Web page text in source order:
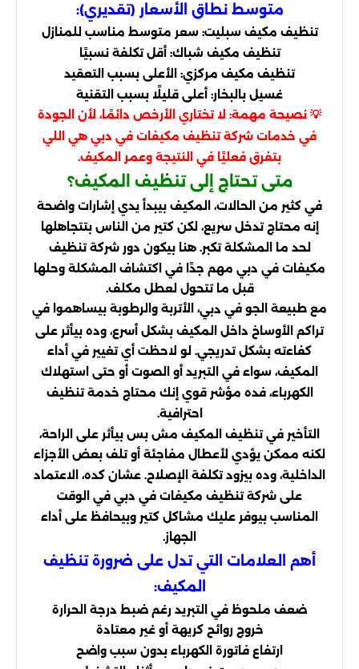
متوسط نطاق الأسعار (تقديري):
تنظيف مكيف سبليت: سعر متوسط مناسب للمنازل
تنظيف مكيف شباك: أقل تكلفة نسبيًا
تنظيف مكيف مركزي: الأعلى بسبب التعقيد
غسيل بالبخار: أعلى قليلًا بسبب التقنية
💡 نصيحة مهمة: لا تختاري الأرخص دائمًا، لأن الجودة
في خدمات شركة تنظيف مكيفات في دبي هي اللي
بتفرق فعليًا في النتيجة وعمر المكيف.
متى تحتاج إلى تنظيف المكيف؟
في كثير من الحالات، المكيف بيبدأ يدي إشارات واضحة
إنه محتاج تدخل سريع، لكن كتير من الناس بتتجاهلها
لحد ما المشكلة تكبر. هنا بيكون دور شركة تنظيف
مكيفات في دبي مهم جدًا في اكتشاف المشكلة وحلها
قبل ما تتحول لعطل مكلف.
مع طبيعة الجو في دبي، الأتربة والرطوبة بيساهموا في
تراكم الأوساخ داخل المكيف بشكل أسرع، وده بيأثر على
كفاءته بشكل تدريجي. لو لاحظت أي تغيير في أداء
المكيف، سواء في التبريد أو الصوت أو حتى استهلاك
الكهرباء، فده مؤشر قوي إنك محتاج خدمة تنظيف
احترافية.
التأخير في تنظيف المكيف مش بس بيأثر على الراحة،
لكنه ممكن يؤدي لأعطال مفاجئة أو تلف بعض الأجزاء
الداخلية، وده بيزود تكلفة الإصلاح. عشان كده، الاعتماد
على شركة تنظيف مكيفات في دبي في الوقت
المناسب بيوفر عليك مشاكل كتير وبيحافظ على أداء
الجهاز.
أهم العلامات التي تدل على ضرورة تنظيف
المكيف:
ضعف ملحوظ في التبريد رغم ضبط درجة الحرارة
خروج روائح كريهة أو غير معتادة
ارتفاع فاتورة الكهرباء بدون سبب واضح